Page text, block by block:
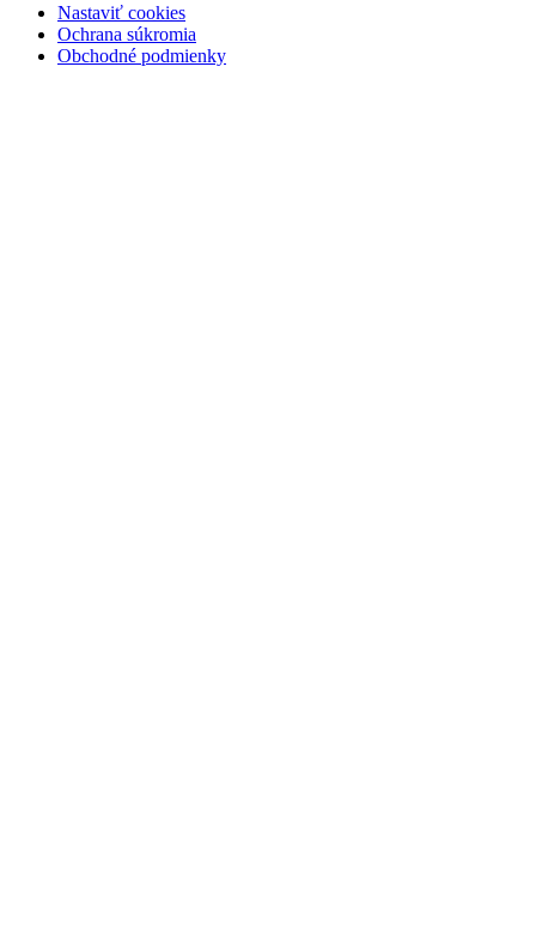
Nastaviť cookies
Ochrana súkromia
Obchodné podmienky